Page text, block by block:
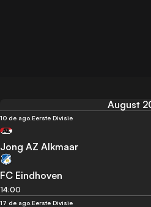
August
10 de ago. Eerste Divisie
Jong AZ Alkmaar
FC Eindhoven
14:00
17 de ago. Eerste Divisie